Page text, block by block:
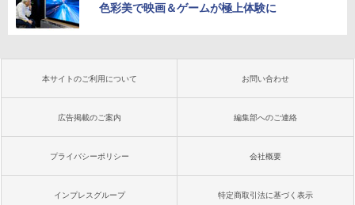
色彩美で映画＆ゲームが極上体験に
本サイトのご利用について お問い合わせ
広告掲載のご案内 編集部へのご連絡
プライバシーポリシー 会社概要
インプレスグループ 特定商取引法に基づく表示